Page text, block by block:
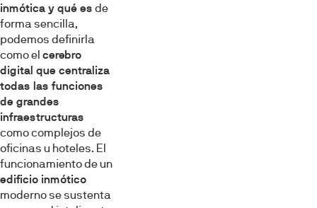
inmótica y qué es de
forma sencilla,
podemos definirla
como el cerebro
digital que centraliza
todas las funciones
de grandes
infraestructuras
como complejos de
oficinas u hoteles. El
funcionamiento de un
edificio inmótico
moderno se sustenta